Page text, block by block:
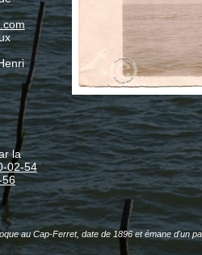
la
02-54
56
au Cap-Ferret, date de 1896 et émane d'un